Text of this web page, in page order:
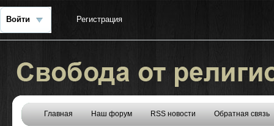
Войти Регистрация
Главная Наш форум RSS новости Обратная связь